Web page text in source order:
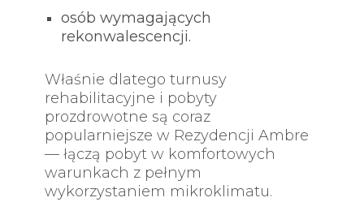
osób wymagających
rekonwalescencji.
Właśnie dlatego turnusy
rehabilitacyjne i pobyty
prozdrowotne są coraz
popularniejsze w Rezydencji Ambre
— łączą pobyt w komfortowych
warunkach z pełnym
wykorzystaniem mikroklimatu.